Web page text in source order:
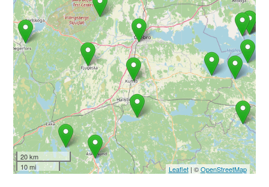
20 km
10 mi
Leaflet| ©OpenStreetMap